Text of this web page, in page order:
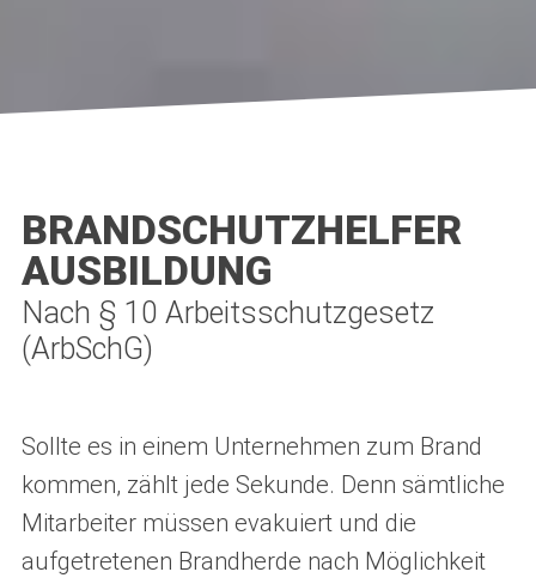
Nach § 10 Arbeitsschutzgesetz
(ArbSchG)
BRANDSCHUTZHELFER
AUSBILDUNG
Sollte es in einem Unternehmen zum Brand
kommen, zählt jede Sekunde. Denn sämtliche
Mitarbeiter müssen evakuiert und die
aufgetretenen Brandherde nach Möglichkeit